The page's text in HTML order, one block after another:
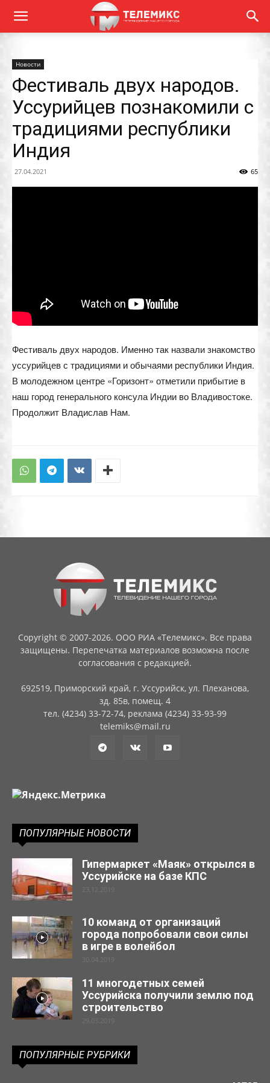
Новости
Фестиваль двух народов.
Уссурийцев познакомили с
традициями республики
Индия
27.04.2021 65
Фестиваль двух народов. Именно так назвали знакомство
уссурийцев с традициями и обычаями республики Индия.
В молодежном центре «Горизонт» отметили прибытие в
наш город генерального консула Индии во Владивостоке.
Продолжит Владислав Нам.
Copyright © 2007-2026. ООО РИА «Телемикс». Все права
защищены. Перепечатка материалов возможна после
согласования с редакцией.
692519, Приморский край, г. Уссурийск, ул. Плеханова,
зд. 85в, помещ. 4
тел. (4234) 33-72-74, реклама (4234) 33-93-99
telemiks@mail.ru
ПОПУЛЯРНЫЕ НОВОСТИ
Гипермаркет «Маяк» открылся в
Уссурийске на базе КПС
23.12.2019
10 команд от организаций
города попробовали свои силы
в игре в волейбол
30.04.2019
11 многодетных семей
Уссурийска получили землю под
строительство
29.03.2019
ПОПУЛЯРНЫЕ РУБРИКИ